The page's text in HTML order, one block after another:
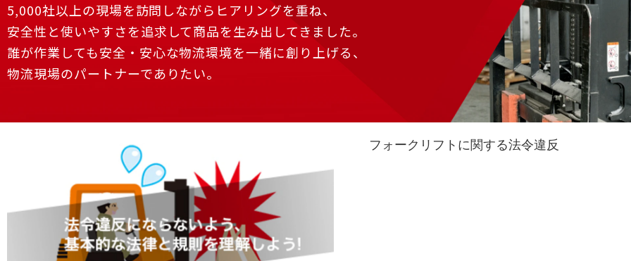
5,000社以上の現場を訪問しながらヒアリングを重ね、
安全性と使いやすさを追求して商品を生み出してきました。
誰が作業しても安全・安心な物流環境を一緒に創り上げる、
物流現場のパートナーでありたい。
フォークリフトに関する法令違反